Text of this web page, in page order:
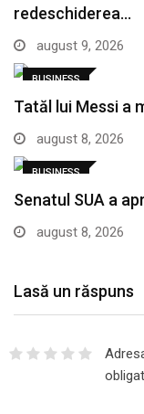
redeschiderea…
august 9, 2026
BUSINESS
Tatăl lui Messi a
august 8, 2026
BUSINESS
Senatul SUA a
august 8, 2026
Lasă un răspuns